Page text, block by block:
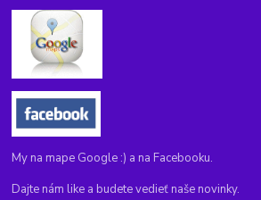
My na mape Google :) a na Facebooku.
Dajte nám like a budete vedieť naše novinky.